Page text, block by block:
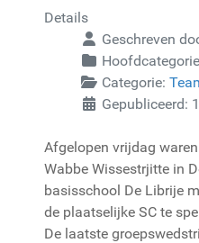
Details
Geschreven
Categorie:
Gepubliceerd:
Afgelopen vrijdag
Wabbe Wissestrjitte in
basisschool De Librije
de plaatselijke SC te
De laatste